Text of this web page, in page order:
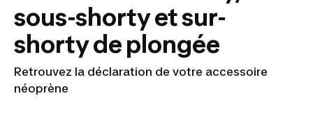
sous-shorty et sur-
shorty de plongée
Retrouvez la déclaration de votre accessoire
néoprène